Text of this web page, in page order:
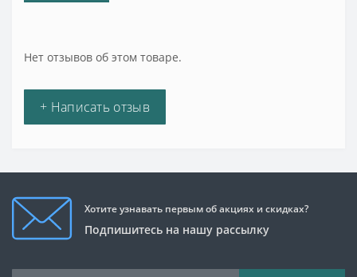
Нет отзывов об этом товаре.
+ Написать отзыв
Хотите узнавать первым об акциях и скидках?
Подпишитесь на нашу рассылку